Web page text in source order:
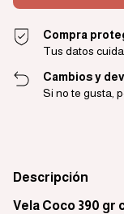
Compra
Tus datos
Cambios y
Si no te gusta,
Descripción
Vela Coco 390 gr